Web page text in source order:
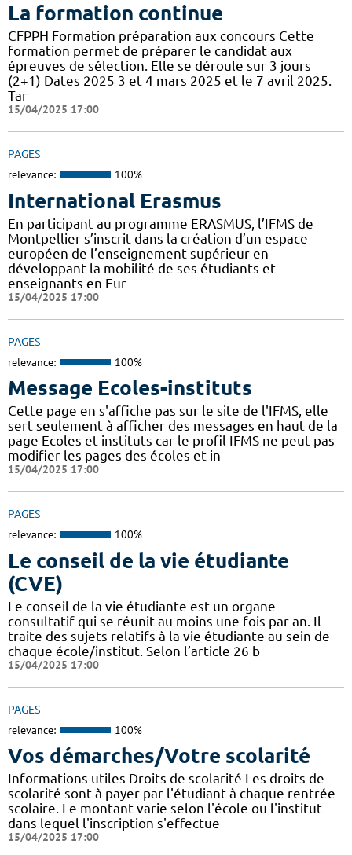
La formation continue
CFPPH Formation préparation aux concours Cette
formation permet de préparer le candidat aux
épreuves de sélection. Elle se déroule sur 3 jours
(2+1) Dates 2025 3 et 4 mars 2025 et le 7 avril 2025.
Tar
15/04/2025 17:00
PAGES
relevance: 100%
International Erasmus
En participant au programme ERASMUS, l’IFMS de
Montpellier s’inscrit dans la création d’un espace
européen de l’enseignement supérieur en
développant la mobilité de ses étudiants et
enseignants en Eur
15/04/2025 17:00
PAGES
relevance: 100%
Message Ecoles-instituts
Cette page en s'affiche pas sur le site de l'IFMS, elle
sert seulement à afficher des messages en haut de la
page Ecoles et instituts car le profil IFMS ne peut pas
modifier les pages des écoles et in
15/04/2025 17:00
PAGES
relevance: 100%
Le conseil de la vie étudiante
(CVE)
Le conseil de la vie étudiante est un organe
consultatif qui se réunit au moins une fois par an. Il
traite des sujets relatifs à la vie étudiante au sein de
chaque école/institut. Selon l’article 26 b
15/04/2025 17:00
PAGES
relevance: 100%
Vos démarches/Votre scolarité
Informations utiles Droits de scolarité Les droits de
scolarité sont à payer par l'étudiant à chaque rentrée
scolaire. Le montant varie selon l'école ou l'institut
dans lequel l'inscription s'effectue
15/04/2025 17:00